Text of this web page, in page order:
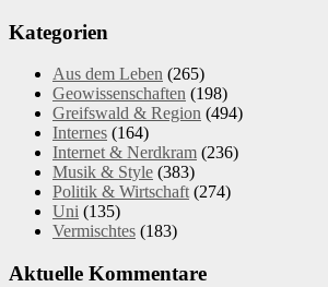
Kategorien
Aus dem Leben (265)
Geowissenschaften (198)
Greifswald & Region (494)
Internes (164)
Internet & Nerdkram (236)
Musik & Style (383)
Politik & Wirtschaft (274)
Uni (135)
Vermischtes (183)
Aktuelle Kommentare